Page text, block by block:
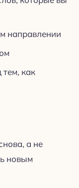
направлении
как
а не
новым